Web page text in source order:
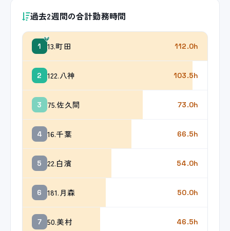
過去2週間の合計勤務時間
1 13.町田 112.0h
2 122.八神 103.5h
3 75.佐久間 73.0h
4 16.千葉 66.5h
5 22.白濱 54.0h
6 181.月森 50.0h
7 50.美村 46.5h